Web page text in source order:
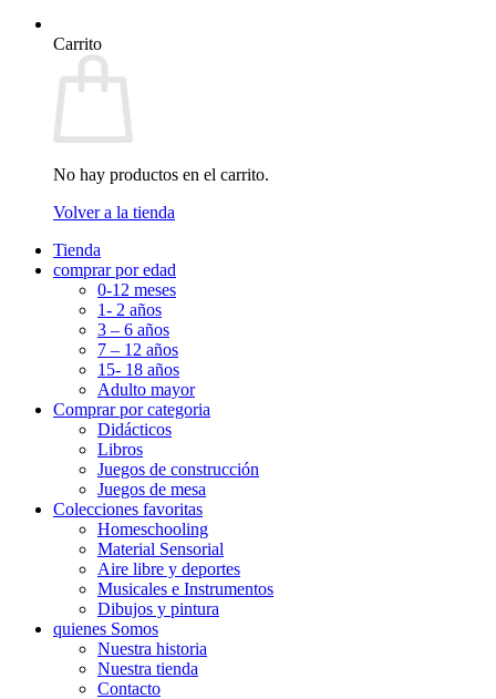
Carrito
No hay productos en el carrito.
Volver a la tienda
Tienda
comprar por edad
0-12 meses
1- 2 años
3 – 6 años
7 – 12 años
15- 18 años
Adulto mayor
Comprar por categoria
Didácticos
Libros
Juegos de construcción
Juegos de mesa
Colecciones favoritas
Homeschooling
Material Sensorial
Aire libre y deportes
Musicales e Instrumentos
Dibujos y pintura
quienes Somos
Nuestra historia
Nuestra tienda
Contacto